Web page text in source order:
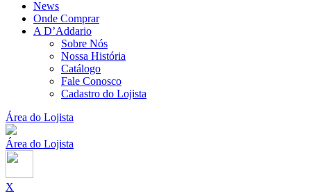
News
Onde Comprar
A D’Addario
Sobre Nós
Nossa História
Catálogo
Fale Conosco
Cadastro do Lojista
Área do Lojista
Área do Lojista
X